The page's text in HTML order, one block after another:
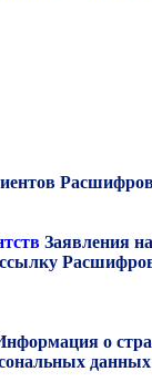
Заявления
о
данных